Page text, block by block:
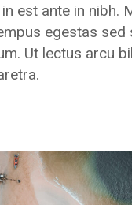
est ante in nibh.
egestas sed
Ut lectus arcu